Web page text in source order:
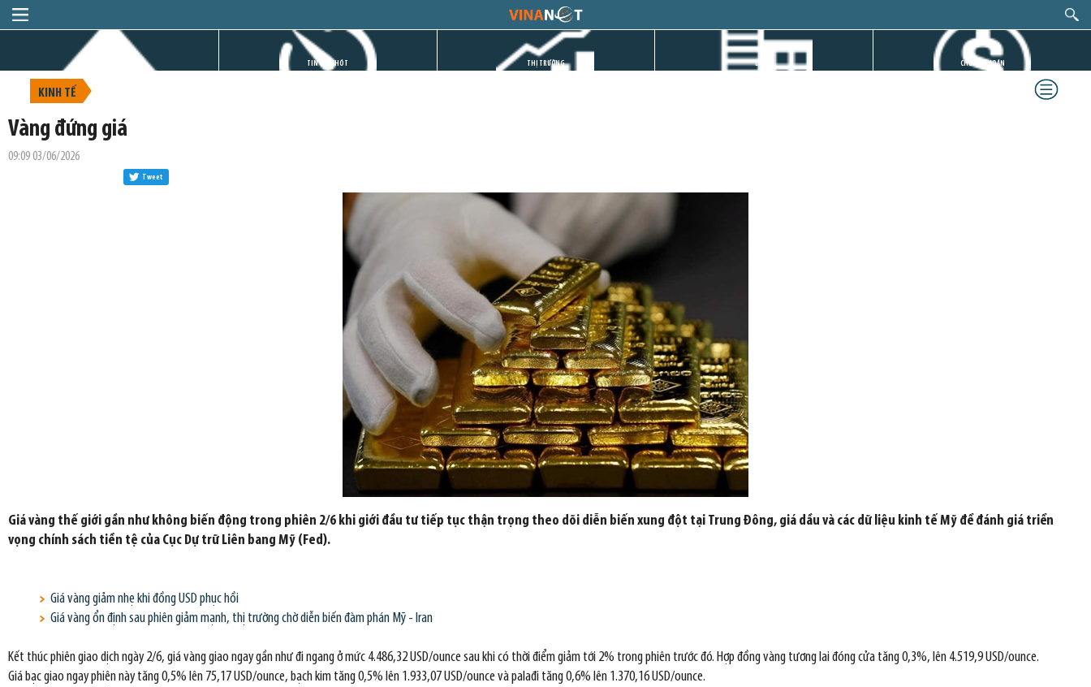
TIN GIỜ CHÓT THỊ TRƯỜNG DỰ ÁN CHỨNG KHOÁN
KINH TẾ
Vàng đứng giá
09:09 03/06/2026
Tweet
Giá vàng thế giới gần như không biến động trong phiên 2/6 khi giới đầu tư tiếp tục thận trọng theo dõi diễn biến xung đột tại Trung Đông, giá dầu và các dữ liệu kinh tế Mỹ để đánh giá triển
vọng chính sách tiền tệ của Cục Dự trữ Liên bang Mỹ (Fed).
Giá vàng giảm nhẹ khi đồng USD phục hồi
Giá vàng ổn định sau phiên giảm mạnh, thị trường chờ diễn biến đàm phán Mỹ - Iran
Kết thúc phiên giao dịch ngày 2/6, giá vàng giao ngay gần như đi ngang ở mức 4.486,32 USD/ounce sau khi có thời điểm giảm tới 2% trong phiên trước đó. Hợp đồng vàng tương lai đóng cửa tăng 0,3%, lên 4.519,9 USD/ounce.
Giá bạc giao ngay phiên này tăng 0,5% lên 75,17 USD/ounce, bạch kim tăng 0,5% lên 1.933,07 USD/ounce và palađi tăng 0,6% lên 1.370,16 USD/ounce.